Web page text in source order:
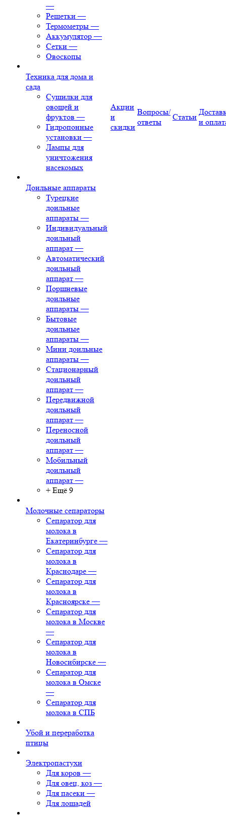
—
Решетки —
Термометры —
Аккумулятор —
Сетки —
Овоскопы
Техника для дома и
сада
Сушилки для
овощей и
фруктов —
Гидропонные
установки —
Лампы для
уничтожения
насекомых
Доильные аппараты
Турецкие
доильные
аппараты —
Индивидуальный
доильный
аппарат —
Автоматический
доильный
аппарат —
Поршневые
доильные
аппараты —
Бытовые
доильные
аппараты —
Мини доильные
аппараты —
Стационарный
доильный
аппарат —
Передвижной
доильный
аппарат —
Переносной
доильный
аппарат —
Мобильный
доильный
аппарат —
+ Ещё 9
Молочные сепараторы
Сепаратор для
молока в
Екатеринбурге —
Сепаратор для
молока в
Краснодаре —
Сепаратор для
молока в
Красноярске —
Сепаратор для
молока в Москве
—
Сепаратор для
молока в
Новосибирске —
Сепаратор для
молока в Омске
—
Сепаратор для
молока в СПБ
Убой и переработка
птицы
Электропастухи
Для коров —
Для овец, коз —
Для пасеки —
Для лошадей
Акции
и
скидки
Вопросы/
ответы
Статьи
и